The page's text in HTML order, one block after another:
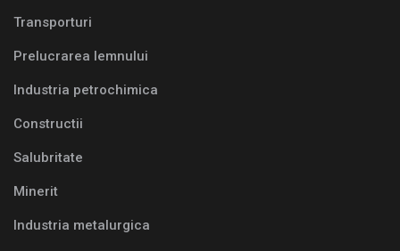
Transporturi
Prelucrarea lemnului
Industria petrochimica
Constructii
Salubritate
Minerit
Industria metalurgica